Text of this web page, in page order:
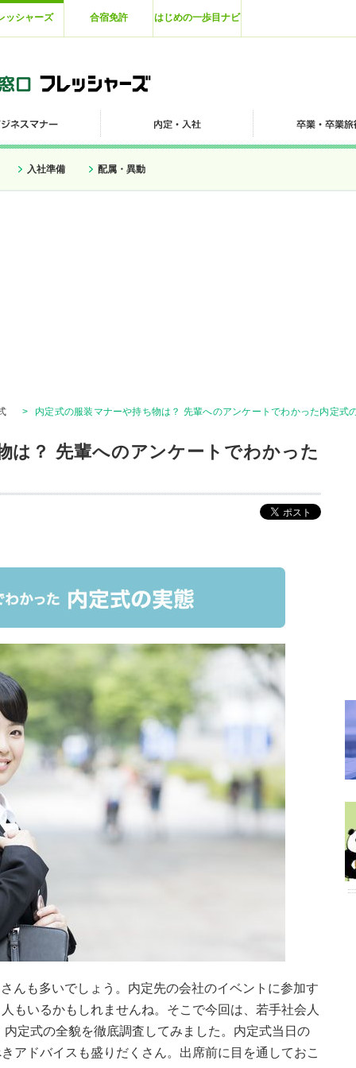
ッシャーズ 合宿免許 はじめの一歩目ナビ
入社準備 配属・異動
> 内定式の服装マナーや持ち物は？ 先輩へのアンケートでわかった内定式
は？ 先輩へのアンケートでわかった
んも多いでしょう。内定先の会社のイベントに参加す
もいるかもしれませんね。そこで今回は、若手社会人
定式の全貌を徹底調査してみました。内定式当日の
アドバイスも盛りだくさん。出席前に目を通しておこ